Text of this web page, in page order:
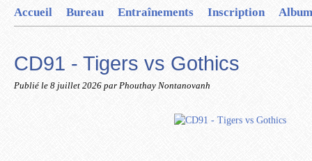
Accueil Bureau Entraînements Inscription
CD91 - Tigers vs Gothics
Publié le 8 juillet 2026 par Phouthay Nontanovanh